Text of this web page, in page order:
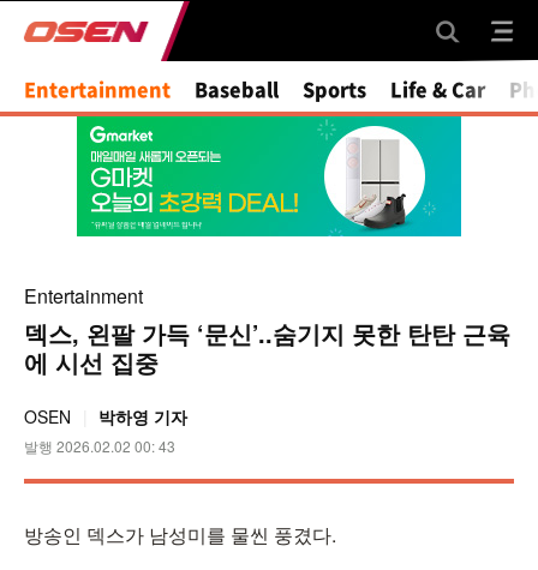
Mute
Entertainment Baseball Sports Life & Car
Entertainment
덱스, 왼팔 가득 ‘문신’..숨기지 못한 탄탄 근육
에 시선 집중
OSEN 박하영 기자
발행 2026.02.02 00: 43
방송인 덱스가 남성미를 물씬 풍겼다.